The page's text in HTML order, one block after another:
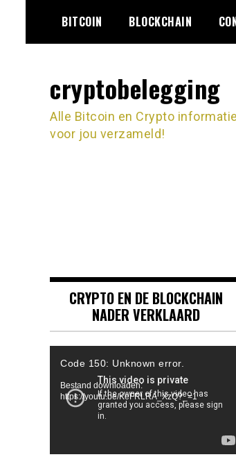
de
BITCOIN BLOCKCHAIN
cryptobelegging
Alle Bitcoin en Crypto informatie
voor jou verzameld!
CRYPTO EN DE BLOCKCHAIN
NADER VERKLAARD
Code 150: Unknown error.
Bestand downloaden:
https://youtu.be/KeFRLRA_XzQ?_=1